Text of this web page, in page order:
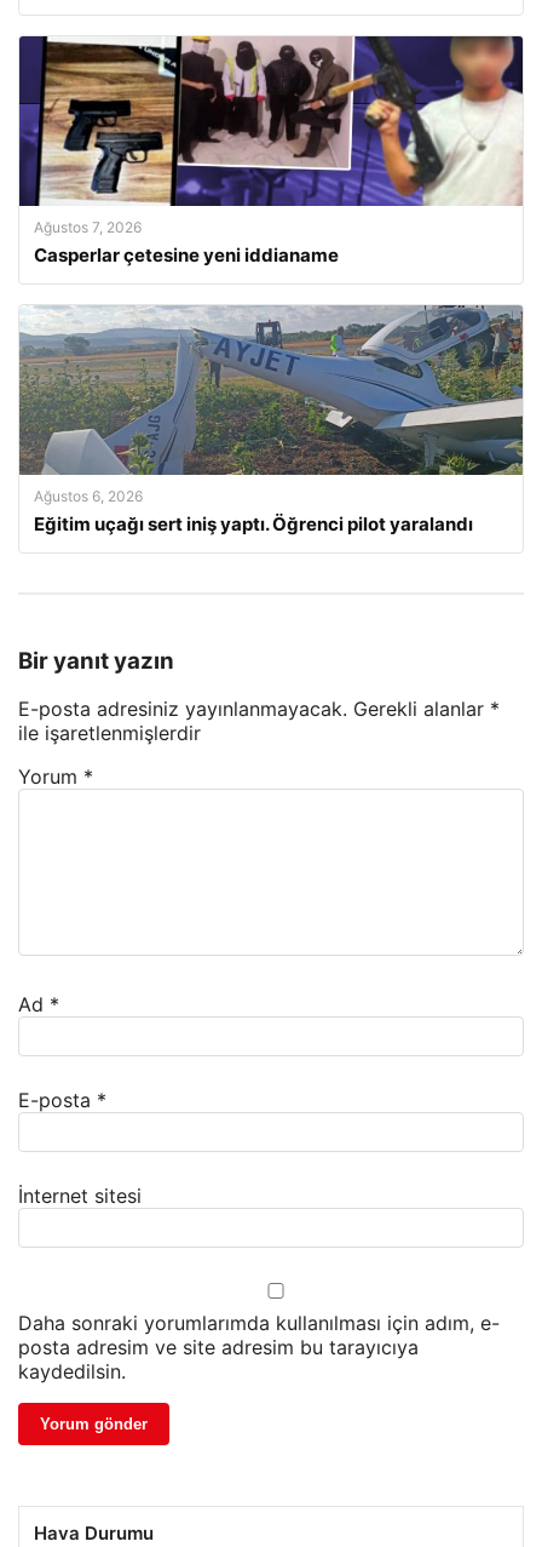
Ağustos 7, 2026
Casperlar çetesine yeni iddianame
Ağustos 6, 2026
Eğitim uçağı sert iniş yaptı. Öğrenci pilot yaralandı
Bir yanıt yazın
E-posta adresiniz yayınlanmayacak. Gerekli alanlar *
ile işaretlenmişlerdir
Yorum *
Ad *
E-posta *
İnternet sitesi
Daha sonraki yorumlarımda kullanılması için adım, e-
posta adresim ve site adresim bu tarayıcıya
kaydedilsin.
Hava Durumu